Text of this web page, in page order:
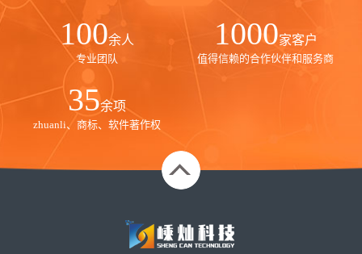
100余人
专业团队
1000家客户
值得信赖的合作伙伴和服务商
35余项
zhuanli、商标、软件著作权